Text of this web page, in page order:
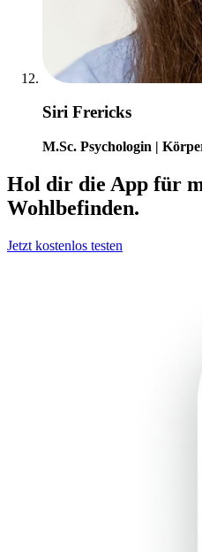
Siri Frericks
M.Sc. Psychologin |
Hol dir die App für
Wohlbefinden.
Jetzt kostenlos testen